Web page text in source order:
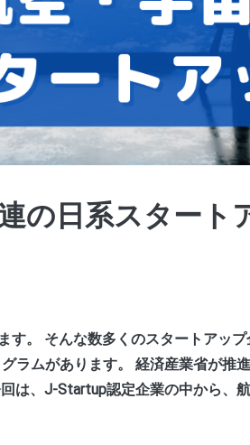
の日系スタート
す。 そんな数多くのスタートアッ
ラムがあります。 経済産業省が推
は、J-Startup認定企業の中から、